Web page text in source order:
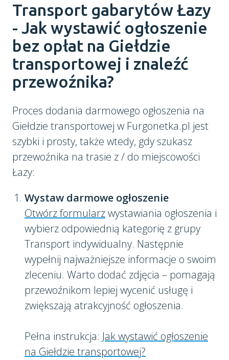
Transport gabarytów Łazy
- Jak wystawić ogłoszenie
bez opłat na Giełdzie
transportowej i znaleźć
przewoźnika?
Proces dodania darmowego ogłoszenia na
Giełdzie transportowej w Furgonetka.pl jest
szybki i prosty, także wtedy, gdy szukasz
przewoźnika na trasie z / do miejscowości
Łazy:
Wystaw darmowe ogłoszenie
Otwórz formularzwystawiania ogłoszenia i
wybierz odpowiednią kategorię z grupy
Transport indywidualny. Następnie
wypełnij najważniejsze informacje o swoim
zleceniu. Warto dodać zdjęcia – pomagają
przewoźnikom lepiej wycenić usługę i
zwiększają atrakcyjność ogłoszenia.
Pełna instrukcja: Jak wystawić ogłoszenie
na Giełdzie transportowej?